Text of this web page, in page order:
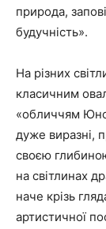
природа,
будучність».
На різних
класичним
«обличчям
дуже виразні,
своєю
на світлинах
наче крізь
артистичної